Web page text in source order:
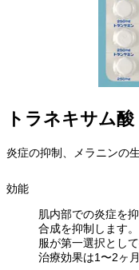
トラネキサム酸
炎症の抑制、メラニンの
効能
肌内部での炎症を
合成を抑制します
服が第一選択とし
治療効果は1〜2ヶ